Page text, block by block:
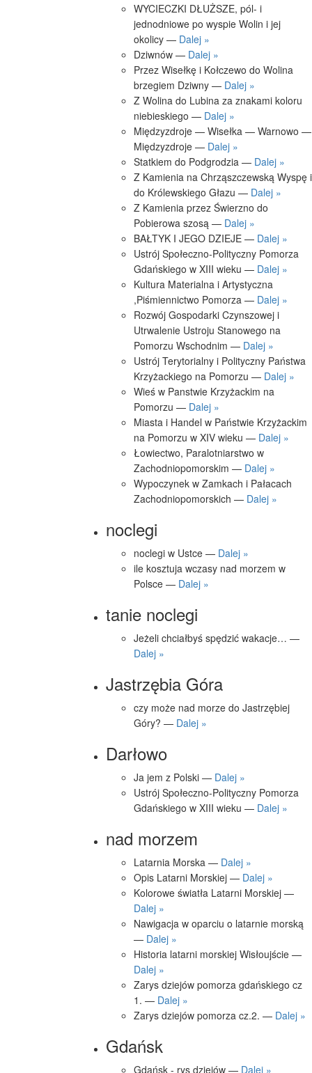
WYCIECZKI DŁUŻSZE, pól- i
jednodniowe po wyspie Wolin i jej
okolicy — Dalej »
Dziwnów — Dalej »
Przez Wisełkę i Kołczewo do Wolina
brzegiem Dziwny — Dalej »
Z Wolina do Lubina za znakami koloru
niebieskiego — Dalej »
Międzyzdroje — Wisełka — Warnowo —
Międzyzdroje — Dalej »
Statkiem do Podgrodzia — Dalej »
Z Kamienia na Chrząszczewską Wyspę i
do Królewskiego Głazu — Dalej »
Z Kamienia przez Świerzno do
Pobierowa szosą — Dalej »
BAŁTYK I JEGO DZIEJE — Dalej »
Ustrój Społeczno-Polityczny Pomorza
Gdańskiego w XIII wieku — Dalej »
Kultura Materialna i Artystyczna
,Piśmiennictwo Pomorza — Dalej »
Rozwój Gospodarki Czynszowej i
Utrwalenie Ustroju Stanowego na
Pomorzu Wschodnim — Dalej »
Ustrój Terytorialny i Polityczny Państwa
Krzyżackiego na Pomorzu — Dalej »
Wieś w Panstwie Krzyżackim na
Pomorzu — Dalej »
Miasta i Handel w Państwie Krzyżackim
na Pomorzu w XIV wieku — Dalej »
Łowiectwo, Paralotniarstwo w
Zachodniopomorskim — Dalej »
Wypoczynek w Zamkach i Pałacach
Zachodniopomorskich — Dalej »
noclegi
noclegi w Ustce — Dalej »
ile kosztuja wczasy nad morzem w
Polsce — Dalej »
tanie noclegi
Jeżeli chciałbyś spędzić wakacje… —
Dalej »
Jastrzębia Góra
czy może nad morze do Jastrzębiej
Góry? — Dalej »
Darłowo
Ja jem z Polski — Dalej »
Ustrój Społeczno-Polityczny Pomorza
Gdańskiego w XIII wieku — Dalej »
nad morzem
Latarnia Morska — Dalej »
Opis Latarni Morskiej — Dalej »
Kolorowe światła Latarni Morskiej —
Dalej »
Nawigacja w oparciu o latarnie morską
— Dalej »
Historia latarni morskiej Wisłoujście —
Dalej »
Zarys dziejów pomorza gdańskiego cz
1. — Dalej »
Zarys dziejów pomorza cz.2. — Dalej »
Gdańsk
Gdańsk - rys dziejów — Dalej »